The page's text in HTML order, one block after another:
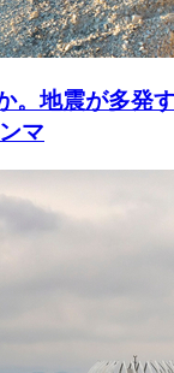
。地震が多発
マ